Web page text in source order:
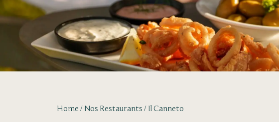
Home Nos Restaurants Il Canneto